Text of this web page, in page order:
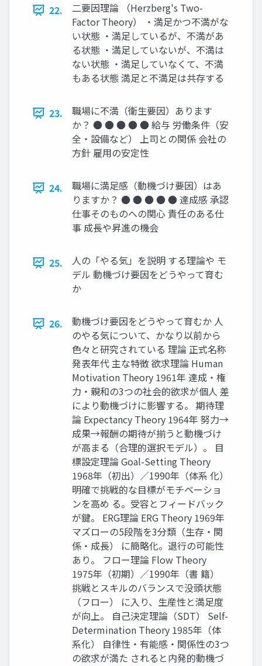
22.
二要因理論 （Herzberg's Two-
Factor Theory） ・満足かつ不満がな
い状態 ・満足しているが、不満があ
る状態 ・満足していないが、不満は
ない状態 ・満足していなくて、不満
もある状態 満足と不満足は共存する
23.
職場に不満（衛生要因）あります
か？ ● ● ● ● ● 給与 労働条件（安
全・設備など） 上司との関係 会社の
方針 雇用の安定性
24.
職場に満足感（動機づけ要因）はあ
りますか？ ● ● ● ● ● 達成感 承認
仕事そのものへの関心 責任のある仕
事 成長や昇進の機会
25.
人の「やる気」を説明 する理論や モ
デル 動機づけ要因をどうやって育む
か
26.
動機づけ要因をどうやって育むか 人
のやる気について、かなり以前から
色々と研究されている 理論 正式名称
発表年代 主な特徴 欲求理論 Human
Motivation Theory 1961年 達成・権
力・親和の3つの社会的欲求が個人 差
により動機づけに影響する。 期待理
論 Expectancy Theory 1964年 努力→
成果→報酬の期待が揃うと動機づけ
が高まる（合理的選択モデル）。 目
標設定理論 Goal-Setting Theory
1968年（初出）／1990年（体系 化）
明確で挑戦的な目標がモチベーショ
ンを高め る。受容とフィードバック
が鍵。 ERG理論 ERG Theory 1969年
マズローの5段階を3分類（生存・関
係・成長） に簡略化。退行の可能性
あり。 フロー理論 Flow Theory
1975年（初期）／1990年（書 籍）
挑戦とスキルのバランスで没頭状態
（フロー） に入り、生産性と満足度
が向上。 自己決定理論（SDT） Self-
Determination Theory 1985年（体
系化） 自律性・有能感・関係性の3つ
の欲求が満た されると内発的動機づ